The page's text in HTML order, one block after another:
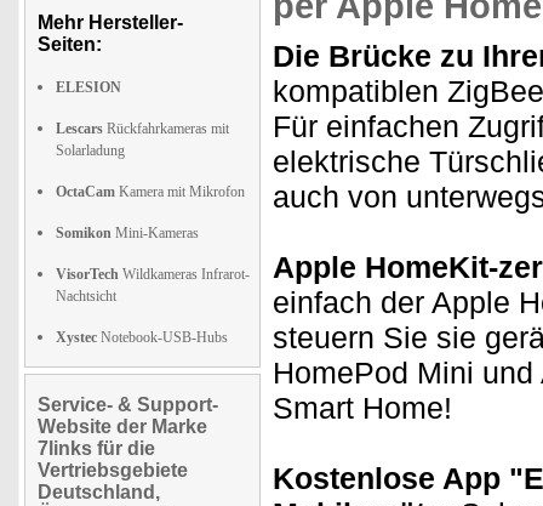
Mehr Hersteller-
Seiten:
ELESION
Lescars Rückfahrkameras mit
Solarladung
OctaCam Kamera mit Mikrofon
Somikon Mini-Kameras
VisorTech Wildkameras Infrarot-
Nachtsicht
Xystec Notebook-USB-Hubs
Service- & Support-
Website der Marke
7links für die
Vertriebsgebiete
Deutschland,
Die Brücke zu
kompatiblen
Für einfachen
elektrische
auch von
Apple HomeKit-
einfach der Apple
steuern Sie sie
HomePod Mini
Smart Home!
Kostenlose App